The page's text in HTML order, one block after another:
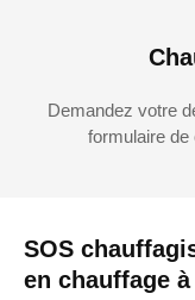
SOS
en chauffage
Demandez votre
formulaire de